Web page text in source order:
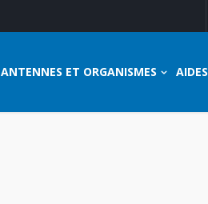
ANTENNES ET ORGANISMES AIDES